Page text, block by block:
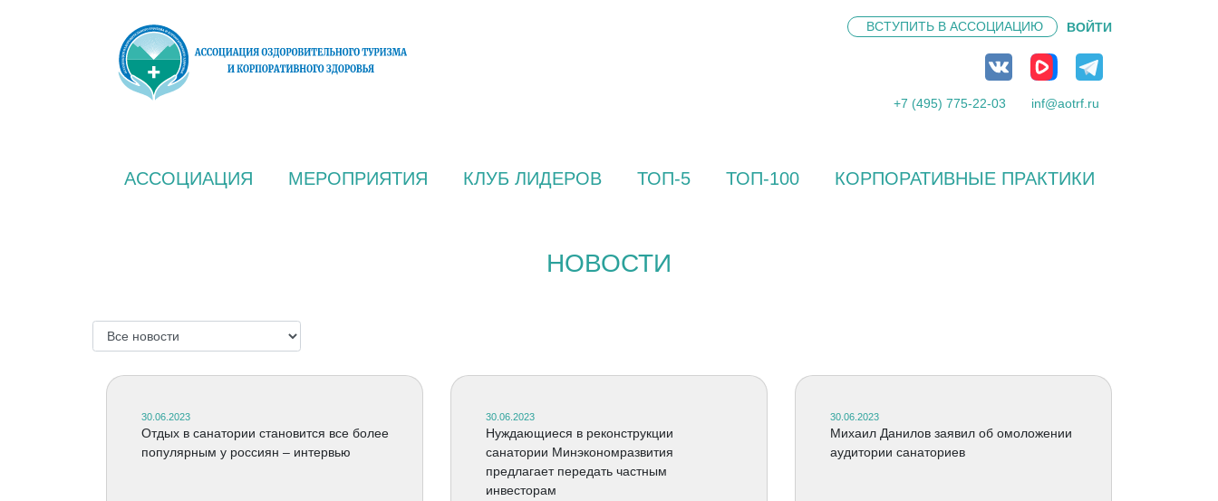
ВСТУПИТЬ В АССОЦИАЦИЮ ВОЙТИ
+7 (495) 775-22-03 inf@aotrf.ru
АССОЦИАЦИЯ МЕРОПРИЯТИЯ КЛУБ ЛИДЕРОВ ТОП-5 ТОП-100 КОРПОРАТИВНЫЕ ПРАКТИКИ
НОВОСТИ
30.06.2023
Отдых в санатории становится все более
популярным у россиян – интервью
30.06.2023
Нуждающиеся в реконструкции
санатории Минэкономразвития
предлагает передать частным
инвесторам
30.06.2023
Михаил Данилов заявил об омоложении
аудитории санаториев